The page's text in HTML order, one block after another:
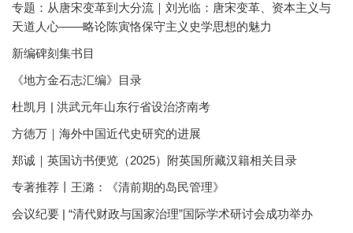
专题：从唐宋变革到大分流｜刘光临：唐宋变革、资本主义与
天道人心——略论陈寅恪保守主义史学思想的魅力
新编碑刻集书目
《地方金石志汇编》目录
杜凯月 | 洪武元年山东行省设治济南考
方徳万｜海外中国近代史研究的进展
郑诚｜英国访书便览（2025）附英国所藏汉籍相关目录
专著推荐丨王潞：《清前期的岛民管理》
会议纪要 | “清代财政与国家治理”国际学术研讨会成功举办